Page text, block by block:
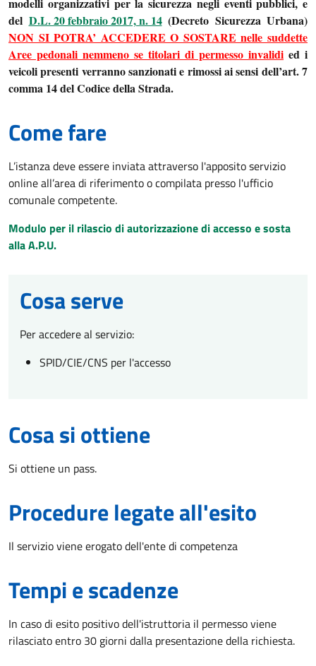
del D.L. 20 febbraio 2017, n. 14(Decreto Sicurezza Urbana)
NON SI POTRA’ ACCEDERE O SOSTARE nelle suddette
Aree pedonali nemmeno se titolari di permesso invalidi ed i
veicolipresenti verranno sanzionati e rimossi ai sensi dell’art. 7
comma 14 del Codice della Strada.
Come fare
L’istanza deve essere inviata attraverso l'apposito servizio
online all’area di riferimento o compilata presso l'ufficio
comunale competente.
Modulo per il rilascio di autorizzazione di accesso e sosta
alla A.P.U.
Cosa serve
Per accedere al servizio:
SPID/CIE/CNS per l'accesso
Cosa si ottiene
Si ottiene un pass.
Procedure legate all'esito
Il servizio viene erogato dell'ente di competenza
Tempi e scadenze
In caso di esito positivo dell'istruttoria il permesso viene
rilasciato entro 30 giorni dalla presentazione della richiesta.